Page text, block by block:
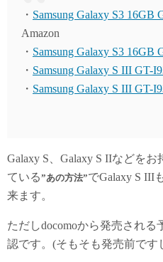
y
do
・ Samsung Galaxy S3
Amazon
・ Samsung Galaxy S3 16GB
・ Samsung Galaxy S III GT-
・ Samsung Galaxy S III GT-
Galaxy S、Galaxy S IIなどを
ている”あの方法”でGalaxy S III
来ます。
ただしdocomoから発売される
認です。(そもそも発売前で